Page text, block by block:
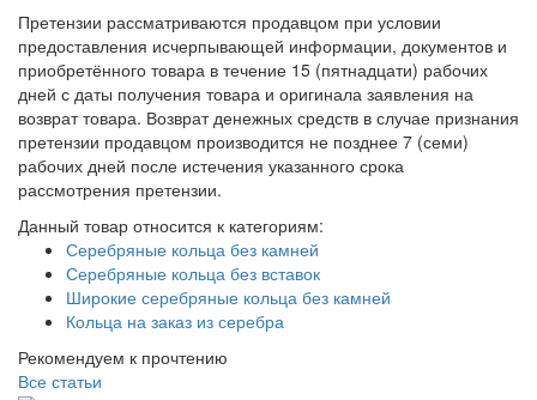
Претензии рассматриваются продавцом при условии
предоставления исчерпывающей информации, документов и
приобретённого товара в течение 15 (пятнадцати) рабочих
дней с даты получения товара и оригинала заявления на
возврат товара. Возврат денежных средств в случае признания
претензии продавцом производится не позднее 7 (семи)
рабочих дней после истечения указанного срока
рассмотрения претензии.
Данный товар относится к категориям:
Серебряные кольца без камней
Серебряные кольца без вставок
Широкие серебряные кольца без камней
Кольца на заказ из серебра
Рекомендуем к прочтению
Все статьи